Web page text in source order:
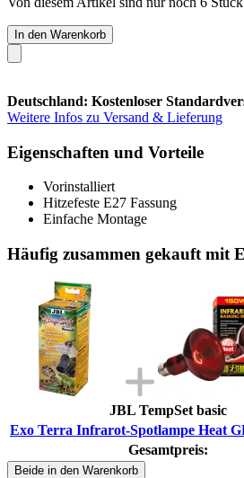
In den Warenkorb
Deutschland: Kostenloser
Weitere Infos zu Versand & Lieferung
Eigenschaften und Vorteile
Vorinstalliert
Hitzefeste E27 Fassung
Einfache Montage
Häufig zusammen gekauft mit
JBL TempSet basic
Exo Terra Infrarot-Spotlampe Heat
Gesamtpreis:
Beide in den Warenkorb